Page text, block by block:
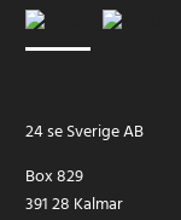
24 se Sverige AB
Box 829
391 28 Kalmar